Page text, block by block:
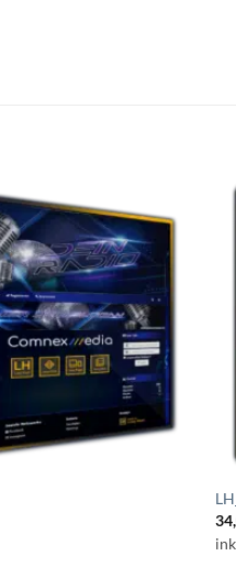
Auf die
Wunschliste
setzen